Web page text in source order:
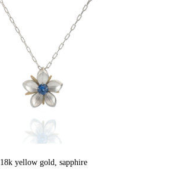
yellow gold, sapphire